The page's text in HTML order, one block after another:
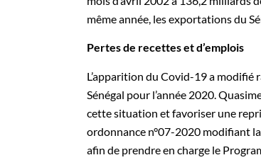
même année, les exportations du
Pertes de recettes et d’emplois
L’apparition du Covid-19 a modifié
Sénégal pour l’année 2020.
cette situation et favoriser une
ordonnance n°07-2020 modifiant
afin de prendre en charge le